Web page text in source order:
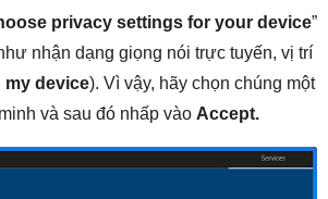
privacy settings for your device”
nhận dạng giọng nói trực tuyến, vị trí
my device). Vì vậy, hãy chọn chúng một
và sau đó nhấp vào Accept.